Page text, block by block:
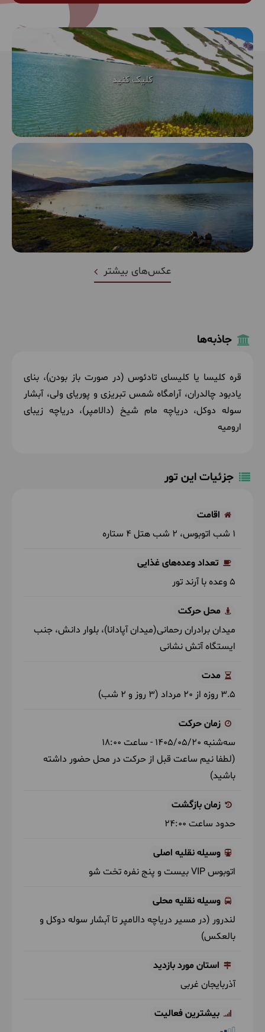
عکس‌های بیشتر
جاذبه‌ها
قره کلیسا یا کلیسای تادئوس (در صورت باز بودن)، بنای
یادبود چالدران، آرامگاه شمس تبریزی و پوریای ولی، آبشار
سوله دوکل، دریاچه مام شیخ (دالامپر)، دریاچه زیبای
ارومیه
جزئیات این تور
اقامت
1 شب اتوبوس
2 شب هتل 4 ستاره
تعداد وعده‌های غذایی
5 وعده با آرند تور
محل حرکت
میدان برادران رحمانی(میدان آپادانا)، بلوار دانش، جنب
ایستگاه آتش نشانی
مدت
3.5 روزه از 20 مرداد (3 روز و 2 شب)
زمان حرکت
سه‌شنبه 1405/05/20 - ساعت 18:00
(لطفا نیم ساعت قبل از حرکت در محل حضور داشته
باشید)
زمان بازگشت
حدود ساعت 24:00
وسیله نقلیه اصلی
اتوبوس VIP بیست و پنج نفره تخت شو
وسیله نقلیه محلی
لندرور (در مسیر دریاچه دالامپر تا آبشار سوله دوکل و
بالعکس)
استان‌ مورد بازدید
آذربایجان غربی
بیشترین فعالیت